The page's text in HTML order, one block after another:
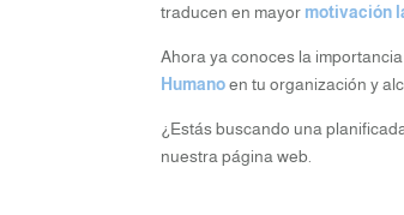
traducen en mayor motivación
Ahora ya conoces la
Humanoen tu organización y
¿Estás buscando una
nuestra página web.